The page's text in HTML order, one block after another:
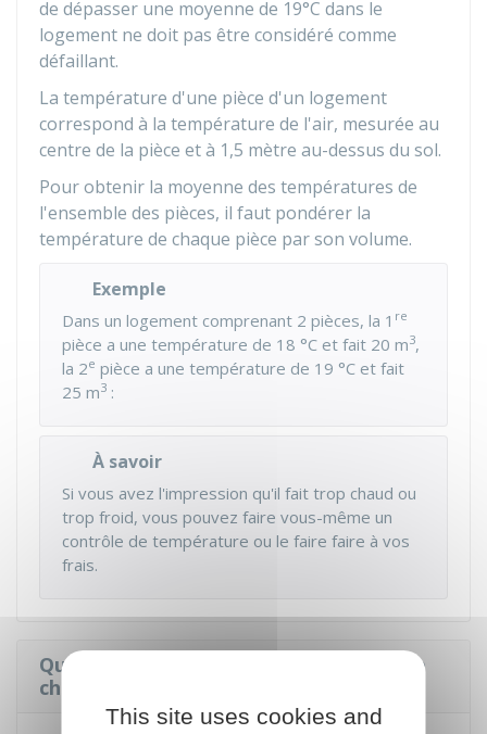
de dépasser une moyenne de 19°C dans le
logement ne doit pas être considéré comme
défaillant.
La température d'une pièce d'un logement
correspond à la température de l'air, mesurée au
centre de la pièce et à 1,5 mètre au-dessus du sol.
Pour obtenir la moyenne des températures de
l'ensemble des pièces, il faut pondérer la
température de chaque pièce par son volume.
Exemple
Dans un logement comprenant 2 pièces, la 1 re
pièce a une température de 18 °C et fait 20 m3,
la 2e pièce a une température de 19 °C et fait
25 m3 :
À savoir
Si vous avez l'impression qu'il fait trop chaud ou
trop froid, vous pouvez faire vous-même un
contrôle de température ou le faire faire à vos
frais.
Quel recours pour le locataire en cas de
chauffage insuffisant ou trop élevé ?
This site uses cookies and